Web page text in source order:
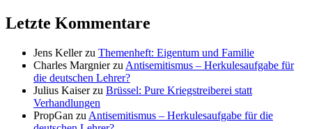
Letzte Kommentare
Jens Kellerzu Themenheft: Eigentum und Familie
Charles Margnierzu Antisemitismus – Herkulesaufgabe für
die deutschen Lehrer?
Julius Kaiserzu Brüssel: Pure Kriegstreiberei statt
Verhandlungen
PropGan zu Antisemitismus – Herkulesaufgabe für die